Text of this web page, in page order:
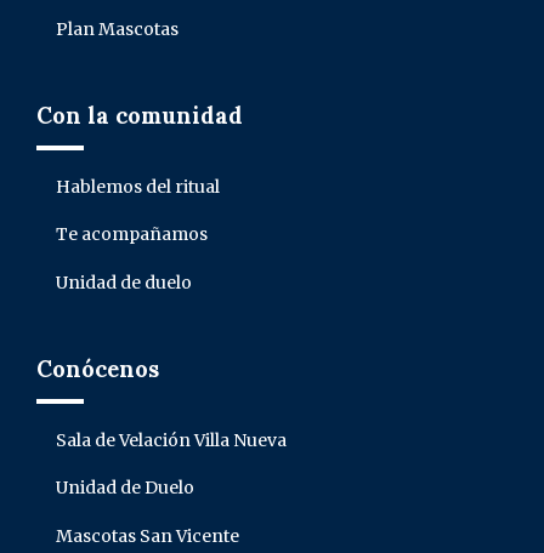
Plan Mascotas
Con la comunidad
Hablemos del ritual
Te acompañamos
Unidad de duelo
Conócenos
Sala de Velación Villa Nueva
Unidad de Duelo
Mascotas San Vicente